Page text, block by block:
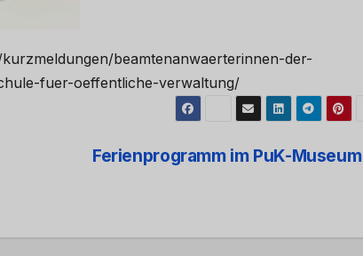
beamtenanwaerterinnen-der-
fuer-oeffentliche-verwaltung/
Ferienprogramm im PuK-Museum